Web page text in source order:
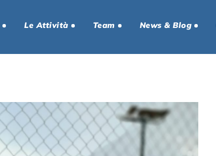
Le Attività Team News & Blog